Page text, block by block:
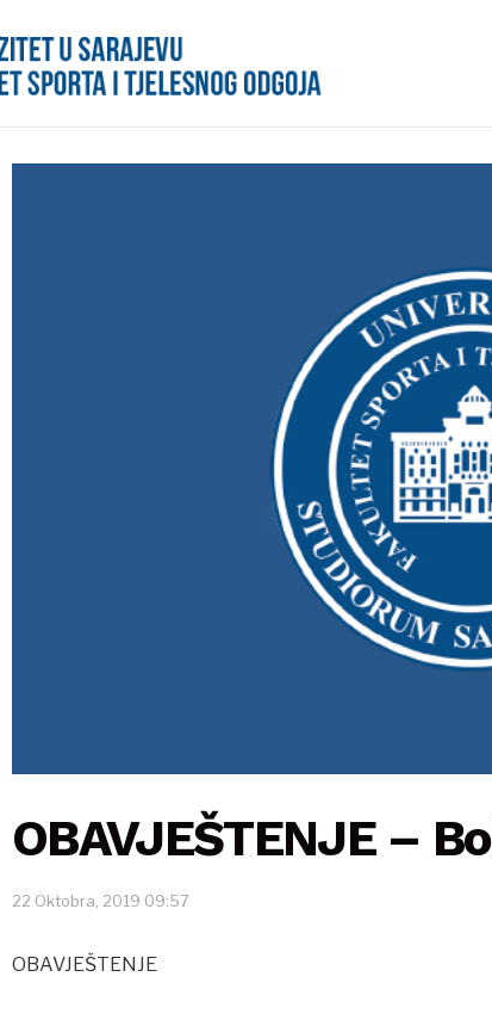
OBAVJEŠTENJE –
22 Oktobra, 2019 09:57
OBAVJEŠTENJE